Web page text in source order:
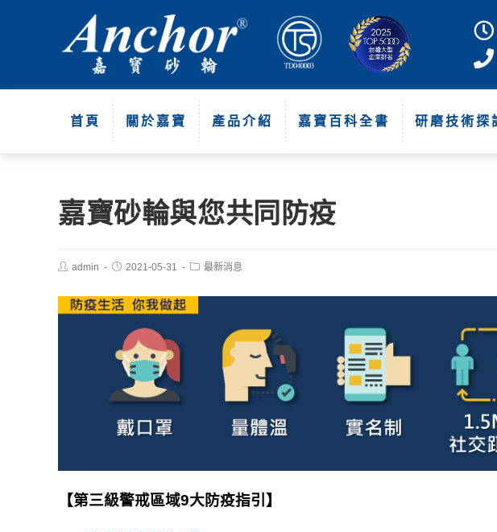
首頁 關於嘉寶 產品介紹 嘉寶百科全書 研磨技術探
嘉寶砂輪與您共同防疫
admin 2021-05-31 最新消息
【第三級警戒區域9大防疫指引】